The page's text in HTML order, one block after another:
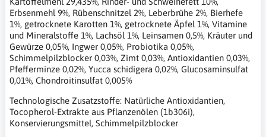
Erbsenmehl 9%, Rübenschnitzel 2%, Leberbrühe 2%, Bierhefe
1%, getrocknete Karotten 1%, getrocknete Äpfel 1%, Vitamine
und Mineralstoffe 1%, Lachsöl 1%, Leinsamen 0,5%, Kräuter und
Gewürze 0,05%, Ingwer 0,05%, Probiotika 0,05%,
Schimmelpilzblocker 0,03%, Zimt 0,03%, Antioxidantien 0,03%,
Pfefferminze 0,02%, Yucca schidigera 0,02%, Glucosaminsulfat
0,01%, Chondroitinsulfat 0,005%
Technologische Zusatzstoffe: Natürliche Antioxidantien,
Tocopherol-Extrakte aus Pflanzenölen (1b306i),
Konservierungsmittel, Schimmelpilzblocker